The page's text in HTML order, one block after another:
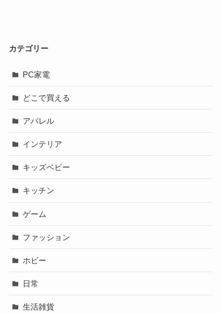
カテゴリー
PC家電
どこで買える
アパレル
インテリア
キッズベビー
キッチン
ゲーム
ファッション
ホビー
日常
生活雑貨